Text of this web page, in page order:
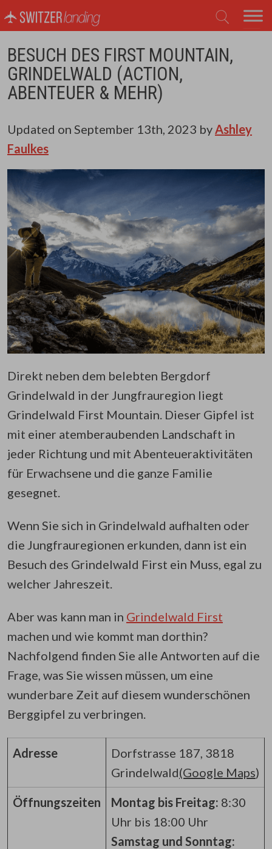
Hauptnavigation
BESUCH DES FIRST MOUNTAIN,
GRINDELWALD (ACTION,
ABENTEUER & MEHR)
Updated on September 13th, 2023 byAshley
Faulkes
Direkt neben dem belebten Bergdorf
Grindelwald in der Jungfrauregion liegt
Grindelwald First Mountain. Dieser Gipfel ist
mit einer atemberaubenden Landschaft in
jeder Richtung und mit Abenteueraktivitäten
für Erwachsene und die ganze Familie
gesegnet.
Wenn Sie sich in Grindelwald aufhalten oder
die Jungfrauregionen erkunden, dann ist ein
Besuch des Grindelwald First ein Muss, egal zu
welcher Jahreszeit.
Aber was kann man in Grindelwald First
machen und wie kommt man dorthin?
Nachfolgend finden Sie alle Antworten auf die
Frage, was Sie wissen müssen, um eine
wunderbare Zeit auf diesem wunderschönen
Berggipfel zu verbringen.
Adresse
Dorfstrasse 187, 3818
Grindelwald(Google Maps)
Öffnungszeiten Montag bis Freitag: 8:30
Uhr bis 18:00 Uhr
Samstag und Sonntag: